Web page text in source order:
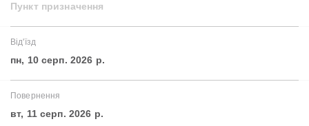
Пункт призначення
Від'їзд
пн, 10 серп. 2026 р.
Повернення
вт, 11 серп. 2026 р.